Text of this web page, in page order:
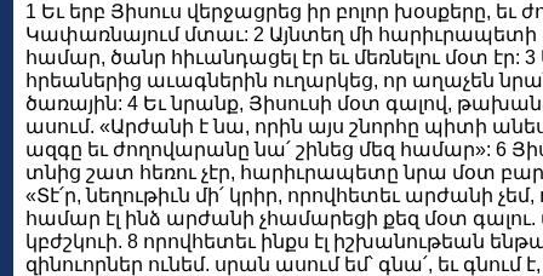
1 Եւ երբ Յիսուս վերջացրեց իր բոլոր խօսքերը, եւ
Կափառնայում մտաւ: 2 Այնտեղ մի հարիւրապետի
համար, ծանր հիւանդացել էր եւ մեռնելու մօտ էր: 3
հրեաներից աւագներին ուղարկեց, որ աղաչեն
ծառային: 4 Եւ նրանք, Յիսուսի մօտ գալով,
ասում. «Արժանի է նա, որին այս շնորհը պիտի
ազգը եւ ժողովարանը նա՛ շինեց մեզ համար»: 6
տնից շատ հեռու չէր, հարիւրապետը նրա մօտ
«Տէ՛ր, նեղութիւն մի՛ կրիր, որովհետեւ արժանի
համար էլ ինձ արժանի չհամարեցի քեզ մօտ
կբժշկուի. 8 որովհետեւ ինքս էլ իշխանութեան
զինուորներ ունեմ. սրան ասում եմ՝ գնա՛, եւ գնում